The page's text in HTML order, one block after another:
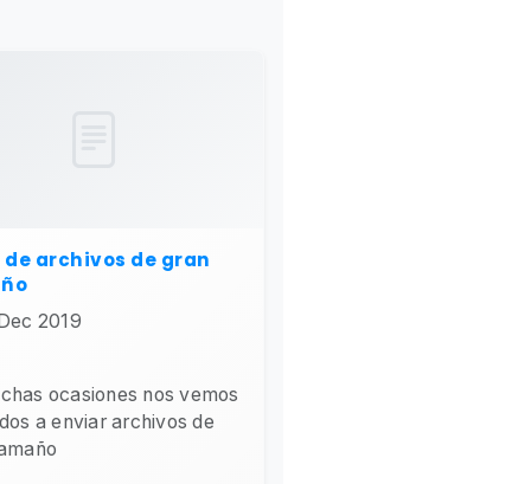
de archivos de gran
2019
ocasiones nos vemos
a enviar archivos de